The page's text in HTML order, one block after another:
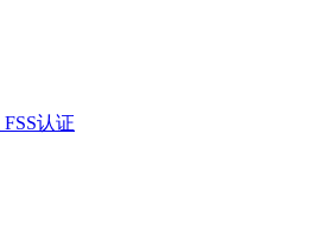
FSS认证